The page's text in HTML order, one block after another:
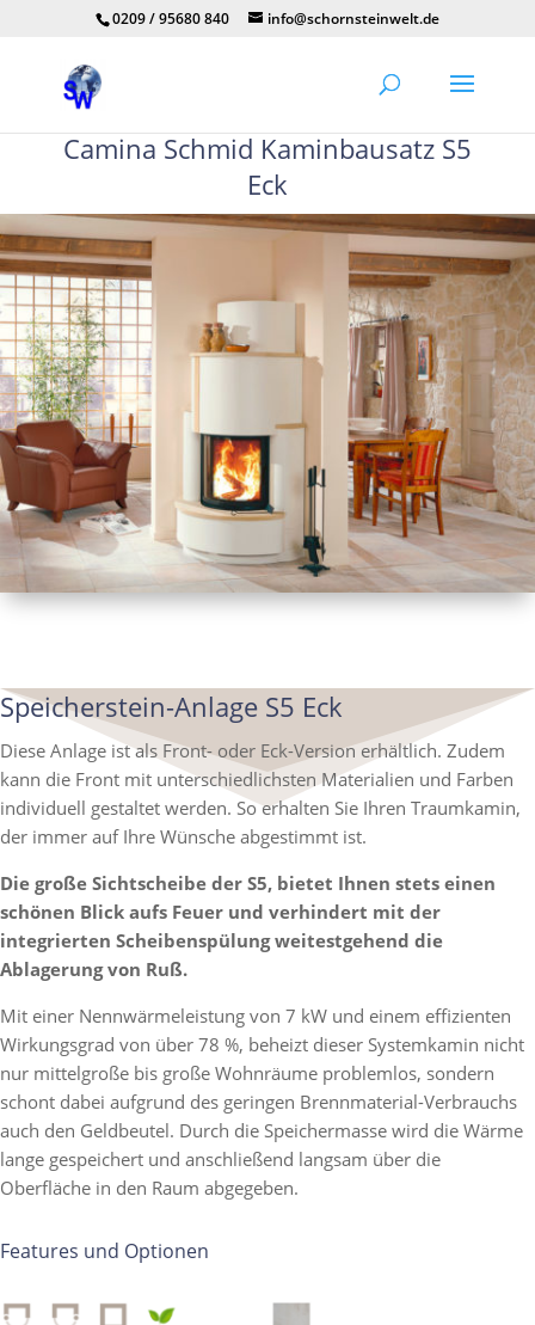
0209 / 95680 840 info@schornsteinwelt.de
Camina Schmid Kaminbausatz S5
Eck
Speicherstein-Anlage S5 Eck
Diese Anlage ist als Front- oder Eck-Version erhältlich. Zudem
kann die Front mit unterschiedlichsten Materialien und Farben
individuell gestaltet werden. So erhalten Sie Ihren Traumkamin,
der immer auf Ihre Wünsche abgestimmt ist.
Die große Sichtscheibe der S5, bietet Ihnen stets einen
schönen Blick aufs Feuer und verhindert mit der
integrierten Scheibenspülung weitestgehend die
Ablagerung von Ruß.
Mit einer Nennwärmeleistung von 7 kW und einem effizienten
Wirkungsgrad von über 78 %, beheizt dieser Systemkamin nicht
nur mittelgroße bis große Wohnräume problemlos, sondern
schont dabei aufgrund des geringen Brennmaterial-Verbrauchs
auch den Geldbeutel. Durch die Speichermasse wird die Wärme
lange gespeichert und anschließend langsam über die
Oberfläche in den Raum abgegeben.
Features und Optionen